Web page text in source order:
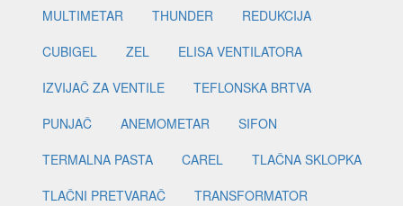
MULTIMETAR
THUNDER
REDUKCIJA
CUBIGEL
ZEL
ELISA VENTILATORA
IZVIJAČ ZA VENTILE
TEFLONSKA BRTVA
PUNJAČ
ANEMOMETAR
SIFON
TERMALNA PASTA
CAREL
TLAČNA SKLOPKA
TLAČNI PRETVARAČ
TRANSFORMATOR